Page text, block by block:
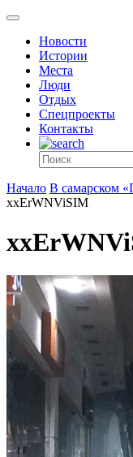
Новости
Истории
Места
Люди
Отдых
Спецпроекты
Контакты
Начало В самарском
xxErWNViSIM